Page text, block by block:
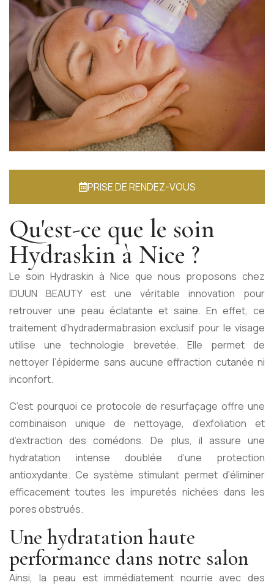
PRISE DE RENDEZ-VOUS
Qu'est-ce que le soin
Hydraskin à Nice ?
Le soin Hydraskin à Nice que nous proposons chez
IDUUN BEAUTYest une véritable innovation pour
retrouver une peau éclatante et saine. En effet, ce
traitement d’hydradermabrasion exclusif pour le visage
utilise une technologie brevetée. Elle permet de
nettoyer l’épiderme sans aucune effraction cutanée ni
inconfort.
C’est pourquoi ce protocole de resurfaçage offre une
combinaison unique de nettoyage, d’exfoliation et
d’extraction des comédons. De plus, il assure une
hydratation intense doublée d’une protection
antioxydante. Ce système stimulant permet d’éliminer
efficacement toutes les impuretés nichées dans les
pores obstrués.
Une hydratation haute
performance dans notre salon
Ainsi, la peau est immédiatement nourrie avec des